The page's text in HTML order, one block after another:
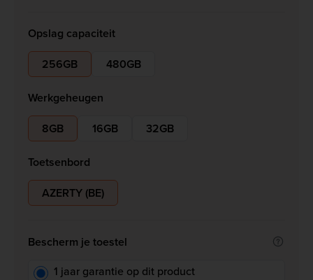
Opslag capaciteit
256GB
480GB
Werkgeheugen
8GB
16GB 32GB
Toetsenbord
AZERTY (BE)
Bescherm je toestel
1 jaar garantie op dit product